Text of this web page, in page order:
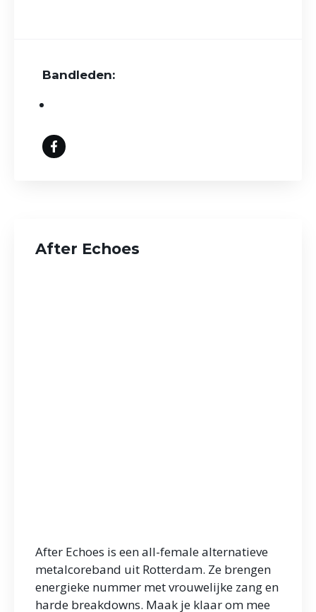
Bandleden:
After Echoes
After Echoes is een all-female alternatieve
metalcoreband uit Rotterdam. Ze brengen
energieke nummer met vrouwelijke zang en
harde breakdowns. Maak je klaar om mee